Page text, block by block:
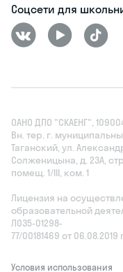
Соцсети для
ОАНО ДПО "СКАЕНГ",
Вн. тер. г.
Таганский, ул.
Солженицына, д. 23А,
помещ. 1/III, ком. 1
Лицензия на
образовательной
Л035‑01298-
77/00181469 от 06.08.2019
Условия использования